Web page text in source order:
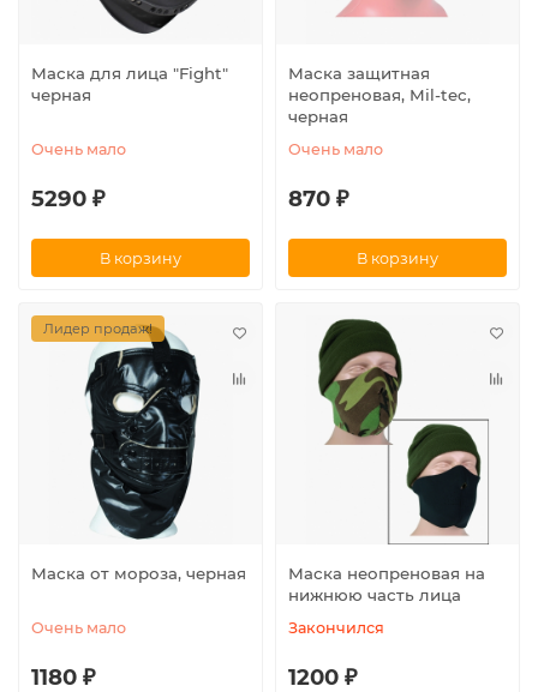
Маска для лица "Fight"
черная
Очень мало
5290 ₽
В корзину
Маска защитная
неопреновая, Mil-tec,
черная
Очень мало
870 ₽
В корзину
Лидер продаж!
Маска от мороза, черная
Очень мало
1180 ₽
Маска неопреновая на
нижнюю часть лица
Закончился
1200 ₽